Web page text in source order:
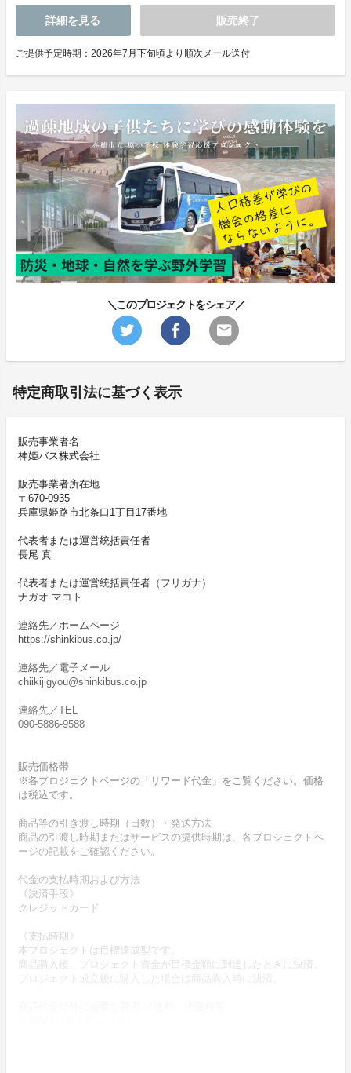
詳細を見る 販売終了
ご提供予定時期：2026年7月下旬頃より順次メール送付
＼このプロジェクトをシェア／
特定商取引法に基づく表示
販売事業者名
神姫バス株式会社
販売事業者所在地
〒670-0935
兵庫県姫路市北条口1丁目17番地
代表者または運営統括責任者
長尾 真
代表者または運営統括責任者（フリガナ）
ナガオ マコト
連絡先／ホームページ
https://shinkibus.co.jp/
連絡先／電子メール
chiikijigyou@shinkibus.co.jp
連絡先／TEL
090-5886-9588
販売価格帯
※各プロジェクトページの「リワード代金」をご覧ください。価格
は税込です。
商品等の引き渡し時期（日数）・発送方法
商品の引渡し時期またはサービスの提供時期は、各プロジェクトペ
ージの記載をご確認ください。
代金の支払時期および方法
《決済手段》
クレジットカード
《支払時期》
本プロジェクトは目標達成型です。
商品購入後、プロジェクト資金が目標金額に到達したときに決済。
プロジェクト成立後に購入した場合は商品購入時に決済。